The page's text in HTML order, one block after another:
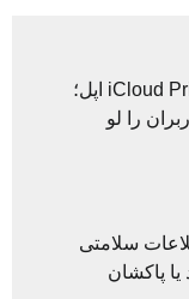
افشای نشت آدرس IP در iCloud Private Relay اپل؛
را لو
سلامتی
پاکشان